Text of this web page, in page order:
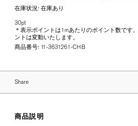
在庫状況: 在庫あり
30pt
＊表示ポイントは1mあたりのポイント数です
ントは変動いたします。
商品番号: 11-3631261-CHB
Share
商品説明